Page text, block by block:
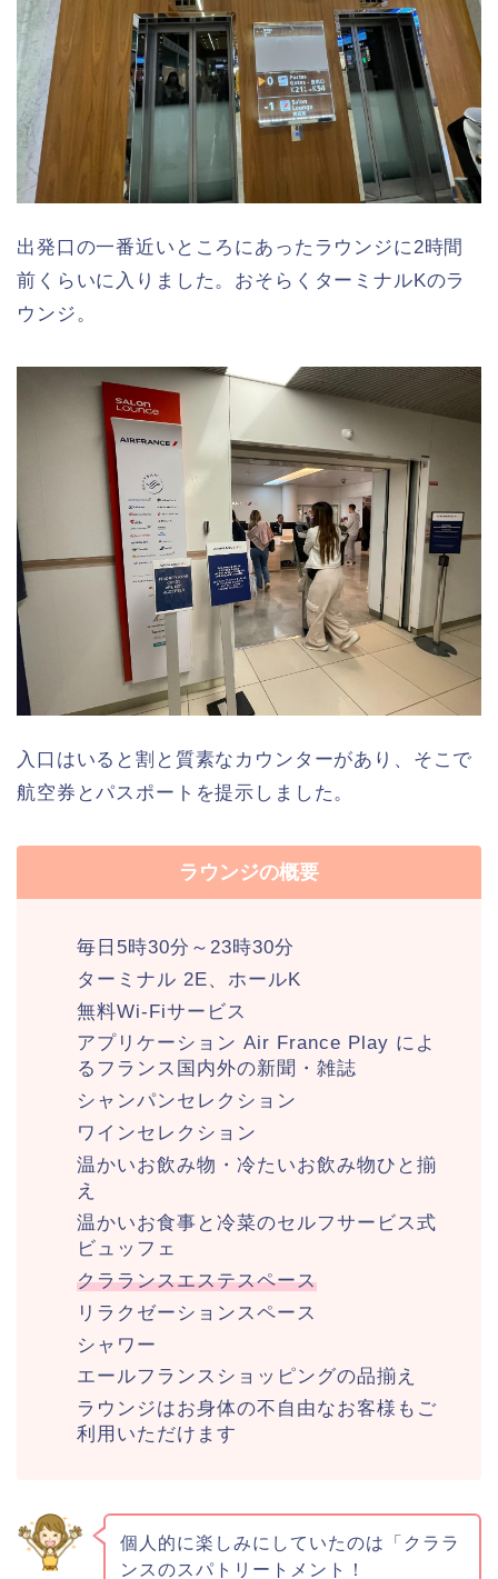
出発口の一番近いところにあったラウンジに2時間
前くらいに入りました。おそらくターミナルKのラ
ウンジ。
入口はいると割と質素なカウンターがあり、そこで
航空券とパスポートを提示しました。
ラウンジの概要
毎日5時30分～23時30分
ターミナル 2E、ホールK
無料Wi-Fiサービス
アプリケーション Air France Play によ
るフランス国内外の新聞・雑誌
シャンパンセレクション
ワインセレクション
温かいお飲み物・冷たいお飲み物ひと揃
え
温かいお食事と冷菜のセルフサービス式
ビュッフェ
クラランスエステスペース
リラクゼーションスペース
シャワー
エールフランスショッピングの品揃え
ラウンジはお身体の不自由なお客様もご
利用いただけます
個人的に楽しみにしていたのは「クララ
ンスのスパトリートメント！